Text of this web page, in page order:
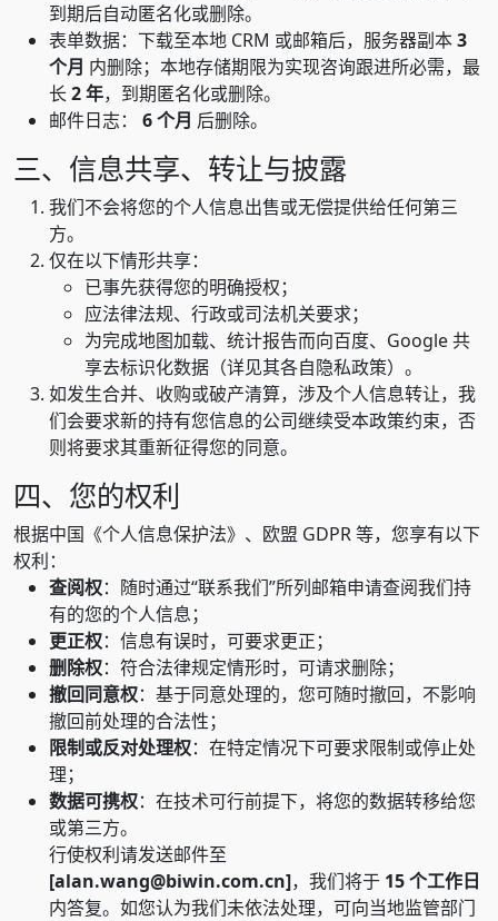
到期后自动匿名化或删除。
表单数据：下载至本地 CRM 或邮箱后，服务器副本3
个月 内删除；本地存储期限为实现咨询跟进所必需，最
长2 年，到期匿名化或删除。
邮件日志： 6 个月 后删除。
三、信息共享、转让与披露
我们不会将您的个人信息出售或无偿提供给任何第三
方。
仅在以下情形共享：
已事先获得您的明确授权；
应法律法规、行政或司法机关要求；
为完成地图加载、统计报告而向百度、Google 共
享去标识化数据（详见其各自隐私政策）。
如发生合并、收购或破产清算，涉及个人信息转让，我
们会要求新的持有您信息的公司继续受本政策约束，否
则将要求其重新征得您的同意。
四、您的权利
根据中国《个人信息保护法》、欧盟 GDPR 等，您享有以下
权利：
查阅权：随时通过“联系我们”所列邮箱申请查阅我们持
有的您的个人信息；
更正权：信息有误时，可要求更正；
删除权：符合法律规定情形时，可请求删除；
撤回同意权：基于同意处理的，您可随时撤回，不影响
撤回前处理的合法性；
限制或反对处理权：在特定情况下可要求限制或停止处
理；
数据可携权：在技术可行前提下，将您的数据转移给您
或第三方。
行使权利请发送邮件至
[alan.wang@biwin.com.cn]，我们将于 15 个工作日
内答复。如您认为我们未依法处理，可向当地监管部门